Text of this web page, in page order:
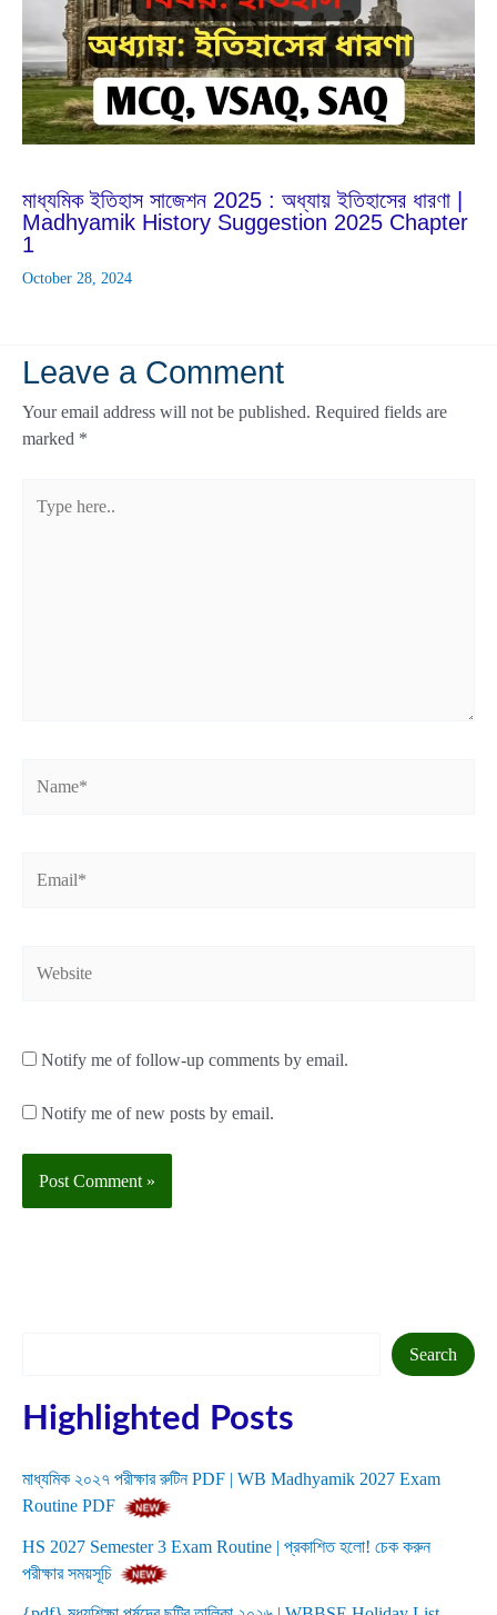
মাধ্যমিক ইতিহাস সাজেশন 2025 : অধ্যায় ইতিহাসের ধারণা |
Madhyamik History Suggestion 2025 Chapter
1
October 28, 2024
Leave a Comment
Your email address will not be published. Required fields are
marked *
here..
Notify me of follow-up comments by email.
Notify me of new posts by email.
Search
Highlighted Posts
মাধ্যমিক ২০২৭ পরীক্ষার রুটিন PDF | WB Madhyamik 2027 Exam
Routine PDF
HS 2027 Semester 3 Exam Routine | প্রকাশিত হলো! চেক করুন
পরীক্ষার সময়সূচি